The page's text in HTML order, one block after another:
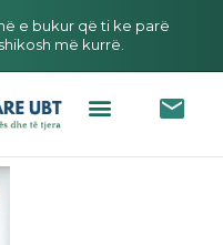
e bukur që ti ke parë
më kurrë.